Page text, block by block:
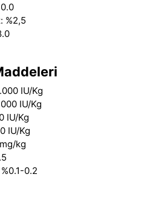
%2,5
.000 IU/Kg
IU/Kg
IU/Kg
IU/Kg
kg
0.2